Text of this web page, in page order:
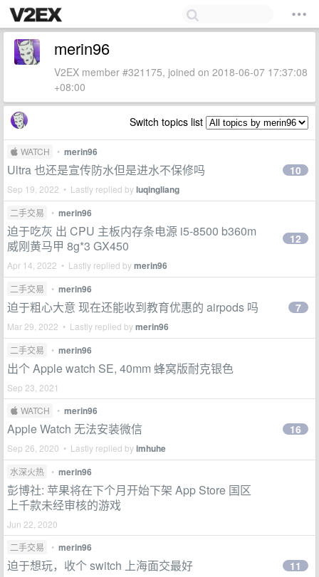
merin96
V2EX member #321175, joined on 2018-06-07 17:37:08
+08:00
Switch topics list
 WATCH • merin96
Ultra 也还是宣传防水但是进水不保修吗
Sep 19, 2022 • Lastly replied byluqingliang
10
二手交易 • merin96
迫于吃灰 出 CPU 主板内存条电源 i5-8500 b360m
威刚黄马甲 8g*3 GX450
Apr 14, 2022 • Lastly replied bymerin96
12
二手交易 • merin96
迫于粗心大意 现在还能收到教育优惠的 airpods 吗
Mar 29, 2022 • Lastly replied bymerin96
7
二手交易 • merin96
出个 Apple watch SE, 40mm 蜂窝版耐克银色
Sep 23, 2021
 WATCH
• merin96
Apple Watch 无法安装微信
Sep 26, 2020 • Lastly replied byimhuhe
16
水深火热 • merin96
彭博社: 苹果将在下个月开始下架 App Store 国区
上千款未经审核的游戏
Jun 22, 2020
二手交易
• merin96
迫于想玩，收个 switch 上海面交最好 11